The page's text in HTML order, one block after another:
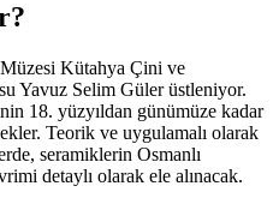
Kütahya Çini ve
Yavuz Selim Güler üstleniyor.
18. yüzyıldan günümüze kadar
Teorik ve uygulamalı olarak
seramiklerin Osmanlı
detaylı olarak ele alınacak.